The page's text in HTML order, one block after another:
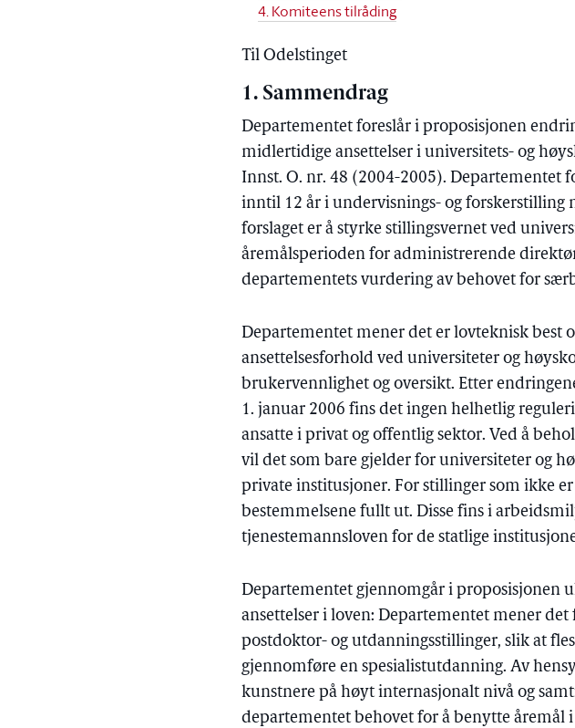
4. Komiteens tilråding
Til Odelstinget
1. Sammendrag
Departementet foreslår i proposisjonen
midlertidige ansettelser i universitets- og
Innst. O. nr. 48 (2004-2005). Departementet
inntil 12 år i undervisnings- og forskerstilling
forslaget er å styrke stillingsvernet ved
åremålsperioden for administrerende
departementets vurdering av behovet for
Departementet mener det er lovteknisk best
ansettelsesforhold ved universiteter og
brukervennlighet og oversikt. Etter
1. januar 2006 fins det ingen helhetlig
ansatte i privat og offentlig sektor. Ved å
vil det som bare gjelder for universiteter og
private institusjoner. For stillinger som ikke
bestemmelsene fullt ut. Disse fins i
tjenestemannsloven for de statlige
Departementet gjennomgår i proposisjonen
ansettelser i loven: Departementet mener
postdoktor- og utdanningsstillinger, slik at
gjennomføre en spesialistutdanning. Av
kunstnere på høyt internasjonalt nivå og
departementet behovet for å benytte åremål